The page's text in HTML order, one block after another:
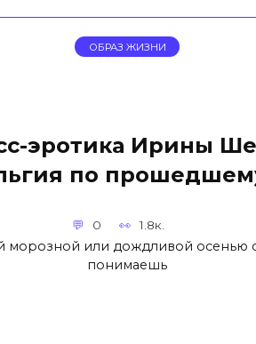
ОБРАЗ ЖИЗНИ
эротика Ирины
по
0 1.8к.
морозной или дождливой осенью
понимаешь